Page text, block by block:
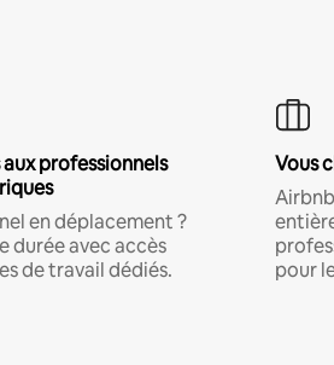
professionnels
en déplacement ?
durée avec accès
de travail dédiés.
Vous
pour